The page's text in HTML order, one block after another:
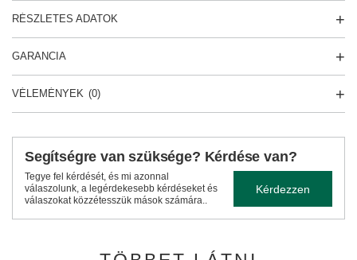
RÉSZLETES ADATOK
GARANCIA
VÉLEMÉNYEK (0)
Segítségre van szüksége? Kérdése van?
Tegye fel kérdését, és mi azonnal
válaszolunk, a legérdekesebb kérdéseket és
válaszokat közzétesszük mások számára..
Kérdezzen